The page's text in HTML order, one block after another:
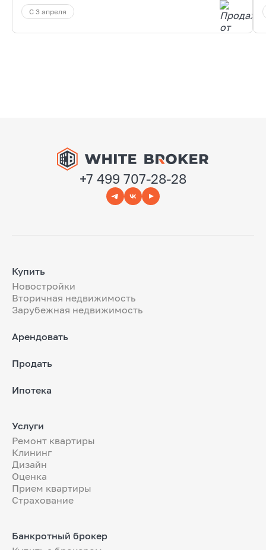
С 3 апреля
+7 499 707-28-28
Купить
Новостройки
Вторичная недвижимость
Зарубежная недвижимость
Арендовать
Продать
Ипотека
Услуги
Ремонт квартиры
Клининг
Дизайн
Оценка
Прием квартиры
Страхование
Банкротный брокер